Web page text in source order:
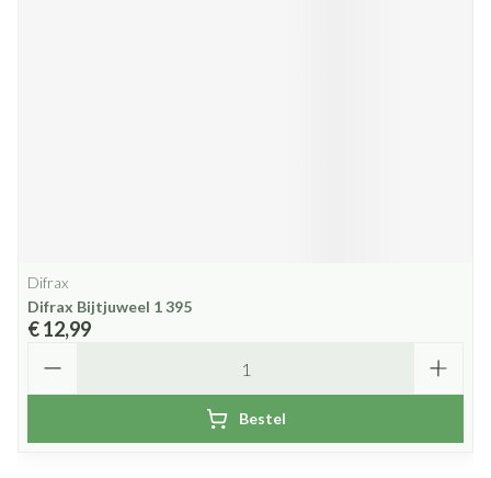
Difrax
Difrax Bijtjuweel 1 395
€ 12,99
Bestel